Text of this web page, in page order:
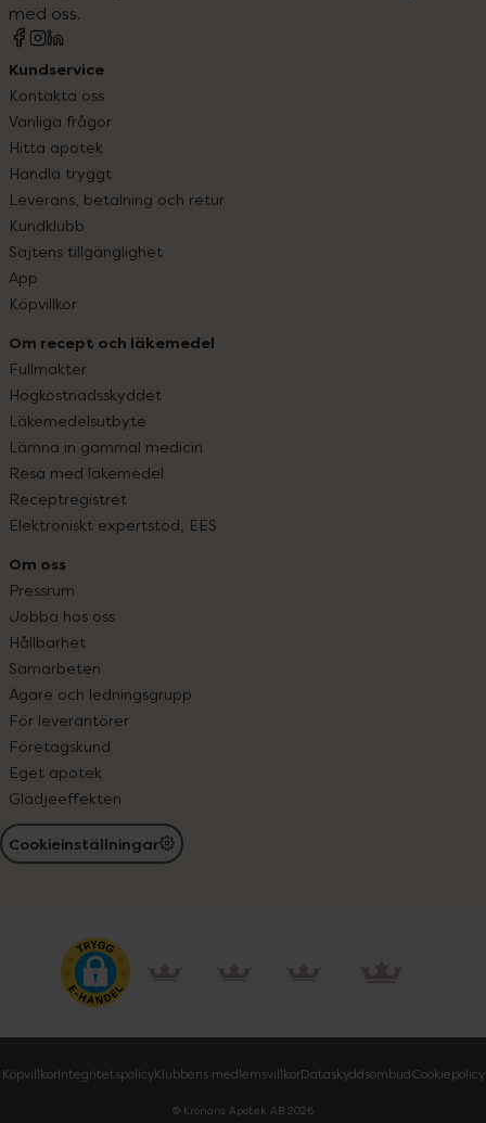
med oss.
Kundservice
Kontakta oss
Vanliga frågor
Hitta apotek
Handla tryggt
Leverans, betalning och retur
Kundklubb
Sajtens tillgänglighet
App
Köpvillkor
Om recept och läkemedel
Fullmakter
Högkostnadsskyddet
Läkemedelsutbyte
Lämna in gammal medicin
Resa med läkemedel
Receptregistret
Elektroniskt expertstöd, EES
Om oss
Pressrum
Jobba hos oss
Hållbarhet
Samarbeten
Ägare och ledningsgrupp
För leverantörer
Företagskund
Eget apotek
Glädjeeffekten
Cookieinställningar
KöpvillkorIntegritetspolicyKlubbens medlemsvillkorDataskyddsombudCookiepolicy
© Kronans Apotek AB 2026